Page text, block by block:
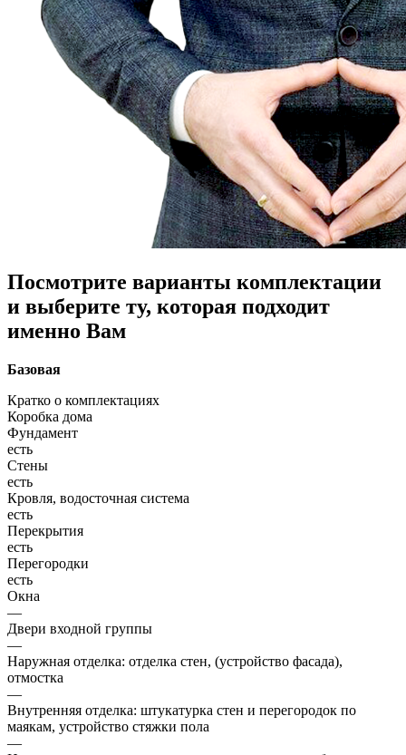
Посмотрите варианты комплектации
и выберите ту, которая подходит
именно Вам
Базовая
Кратко о комплектациях
Коробка дома
Фундамент
есть
Стены
есть
Кровля, водосточная система
есть
Перекрытия
есть
Перегородки
есть
Окна
—
Двери входной группы
—
Наружная отделка: отделка стен, (устройство фасада),
отмостка
—
Внутренняя отделка: штукатурка стен и перегородок по
маякам, устройство стяжки пола
—